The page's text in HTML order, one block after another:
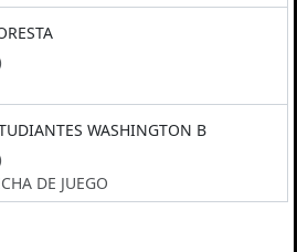
WASHINGTON B
DE JUEGO